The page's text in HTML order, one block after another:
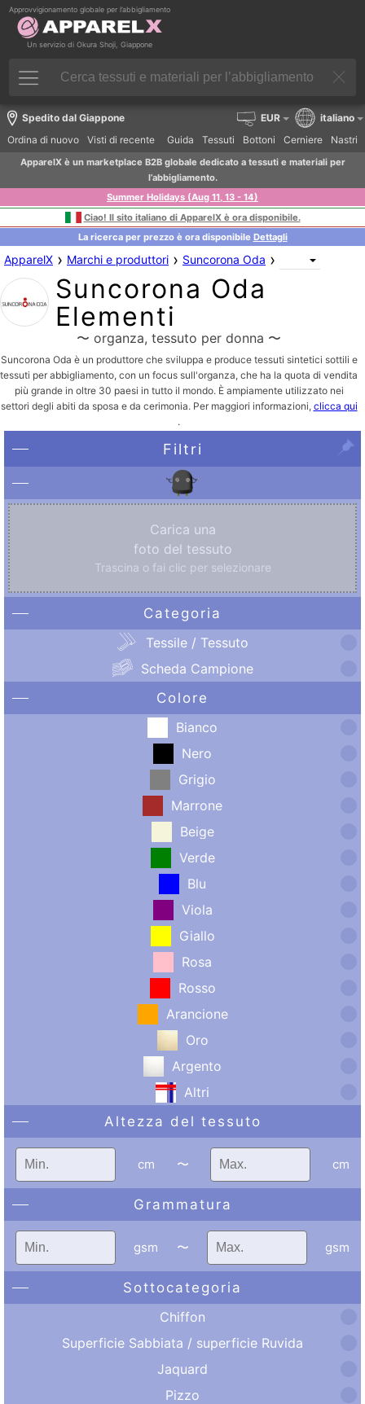
Approvvigionamento globale per l’abbigliamento
Un servizio di Okura Shoji, Giappone
Spedito dal Giappone
Ordina di nuovo
Visti di recente Guida Tessuti Bottoni Cerniere Nastri
EUR italiano
ApparelX è un marketplace B2B globale dedicato a tessuti e materiali per
l’abbigliamento.
Summer Holidays (Aug 11, 13 - 14)
Ciao! Il sito italiano di ApparelX è ora disponibile.
La ricerca per prezzo è ora disponibile Dettagli
ApparelX › Marchi e produttori › Suncorona Oda ›
Suncorona Oda
Elementi
〜 organza, tessuto per donna 〜
Suncorona Oda è un produttore che sviluppa e produce tessuti sintetici sottili e
tessuti per abbigliamento, con un focus sull'organza, che ha la quota di vendita
più grande in oltre 30 paesi in tutto il mondo. È ampiamente utilizzato nei
settori degli abiti da sposa e da cerimonia. Per maggiori informazioni, clicca qui
.
Filtri
Carica una
foto del tessuto
Trascina o fai clic per selezionare
Categoria
Tessile / Tessuto
Scheda Campione
Colore
Bianco
Nero
Grigio
Marrone
Beige
Verde
Blu
Viola
Giallo
Rosa
Rosso
Arancione
Oro
Argento
Altri
Altezza del tessuto
cm 〜 cm
Grammatura
gsm 〜 gsm
Sottocategoria
Chiffon
Superficie Sabbiata / superficie Ruvida
Jaquard
Pizzo